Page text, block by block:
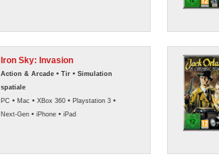
Iron Sky: Invasion
Action & Arcade • Tir • Simulation
spatiale
PC • Mac • XBox 360 • Playstation 3 •
Next-Gen • iPhone • iPad